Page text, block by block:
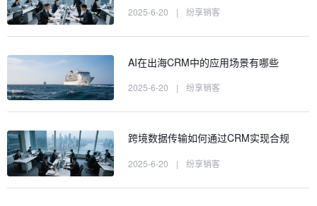
2025-6-20 | 纷享销客
AI在出海CRM中的应用场景有哪些
2025-6-20 | 纷享销客
跨境数据传输如何通过CRM实现合规
2025-6-20 | 纷享销客